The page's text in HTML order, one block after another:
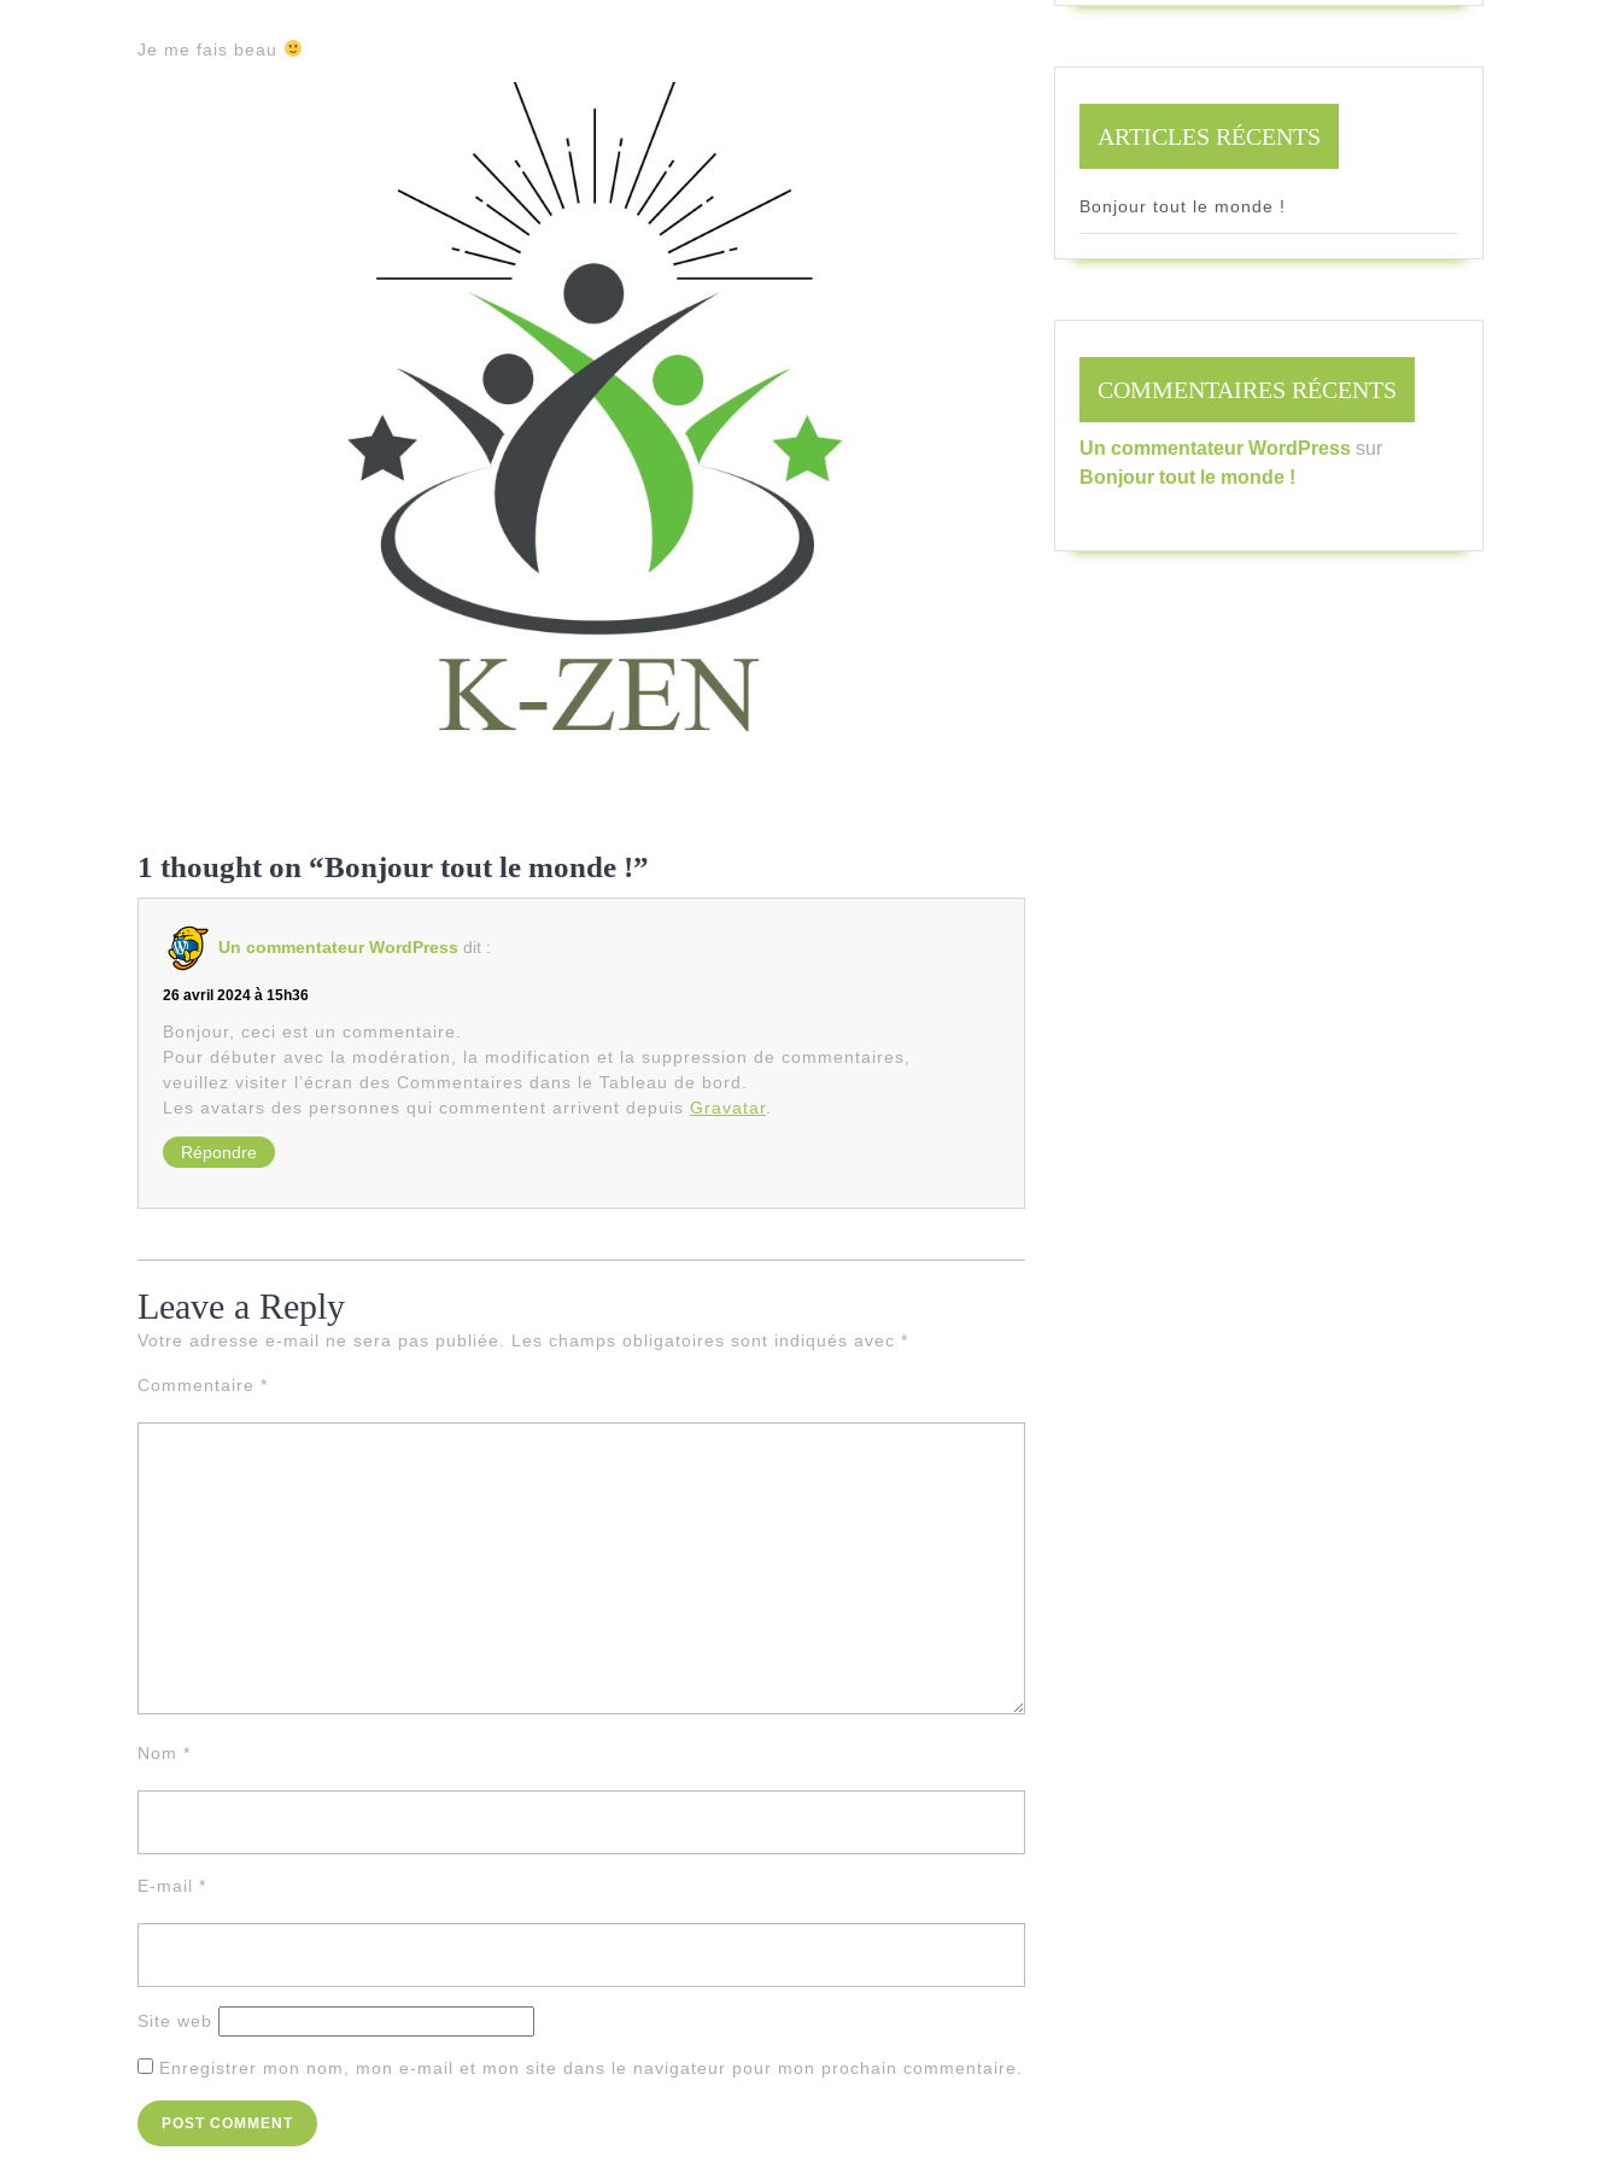
Je me fais beau
1 thought on “Bonjour tout le monde !”
Un commentateur WordPress dit :
26 avril 2024 à 15h36
Bonjour, ceci est un commentaire.
Pour débuter avec la modération, la modification et la suppression de commentaires,
veuillez visiter l’écran des Commentaires dans le Tableau de bord.
Les avatars des personnes qui commentent arrivent depuis Gravatar
Répondre
Leave a Reply
Votre adresse e-mail ne sera pas publiée. Les champs obligatoires sont indiqués avec *
Commentaire *
Nom *
E-mail *
Site web
Enregistrer mon nom, mon e-mail et mon site dans le navigateur pour mon prochain commentaire.
ARTICLES RÉCENTS
Bonjour tout le monde !
COMMENTAIRES RÉCENTS
Un commentateur WordPress sur
Bonjour tout le monde !